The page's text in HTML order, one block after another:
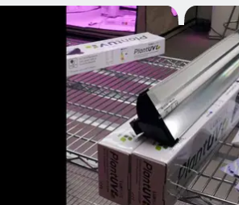
Spanish (Spain)
Spanish (Latin America)
German
French
Italian